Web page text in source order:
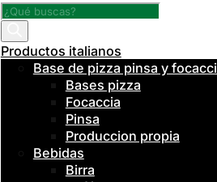
Búsqueda
de
productos
Productos italianos
Base de pizza pinsa y
Bases pizza
Focaccia
Pinsa
Produccion propia
Bebidas
Birra